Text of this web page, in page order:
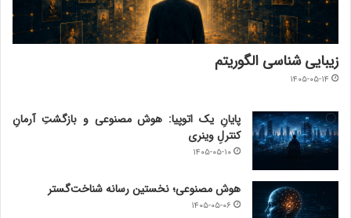
زیبایی شناسی الگوریتم
۱۴۰۵-۰۵-۱۴
پایانِ یک اتوپیا: هوش مصنوعی و بازگشتِ آرمانِ
کنترلِ وینری
۱۴۰۵-۰۵-۱۰
هوش مصنوعی؛ نخستین رسانه شناخت‌گستر
۱۴۰۵-۰۵-۰۶